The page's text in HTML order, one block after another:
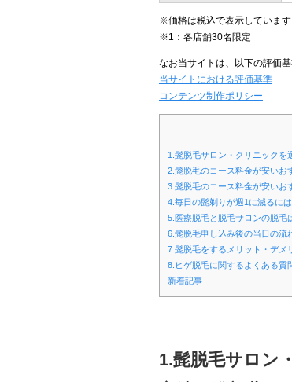
※価格は税込で表示しています
※1：各店舗30名限定
なお当サイトは、以下の評価
当サイトにおける評価基準
コンテンツ制作ポリシー
1.髭脱毛サロン・クリニックを
2.髭脱毛のコース料金が安いお
3.髭脱毛のコース料金が安いお
4.毎日の髭剃りが週1に減るに
5.医療脱毛と脱毛サロンの脱毛
6.髭脱毛申し込み後の当日の流
7.髭脱毛をするメリット・デメ
8.ヒゲ脱毛に関するよくある質
新着記事
1.髭脱毛サロン